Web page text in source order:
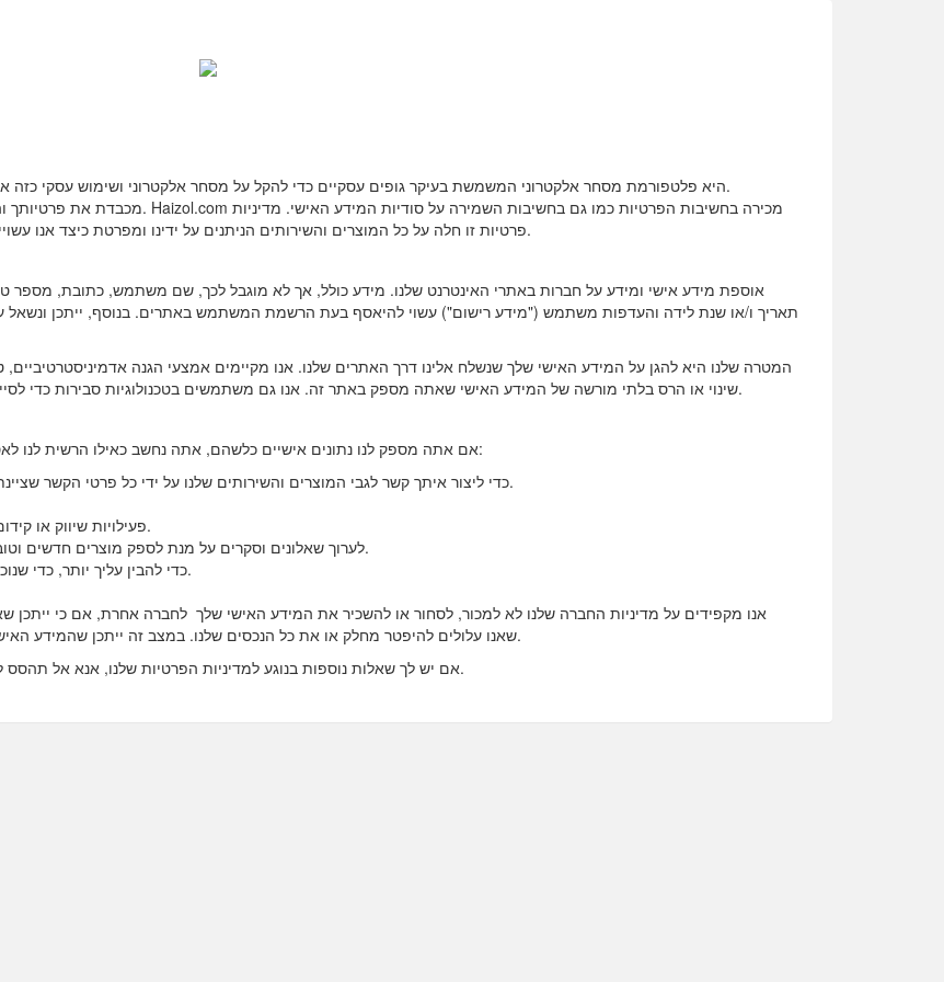
פרטיות זו חלה על כל המוצרים והשירותים הניתנים על ידינו ומפרטת כיצד אנו עשויים לאסוף, להשתמש ולחשוף מידע ביחס ל משתמשים באתר.
תאריך ו/או שנת לידה והעדפות משתמש ("מידע רישום") עשוי להיאסף בעת הרשמת המשתמש באתרים. בנוסף, ייתכן ונשאל
שינוי או הרס בלתי מורשה של המידע האישי שאתה מספק באתר זה. אנו גם משתמשים בטכנולוגיות סבירות כדי לסייע בשמירה על אבטחת המידע האישי שאתה מספק באתר זה.
אם אתה מספק לנו נתונים אישיים כלשהם, אתה נחשב כאילו הרשית לנו לאסוף, לשמור ולהשתמש בנתונים אישיים אלה למטרות הבאות:
1)כדי ליצור איתך קשר לגבי המוצרים והשירותים שלנו על ידי כל פרטי הקשר שציינת בפרופיל שלך כגון דואר רגיל, דואר אלקטרוני, טלפון ופקס.
3) פעילויות שיווק או קידום מכירות. מידע אישי עשוי להיאסף כדי לנהל תוכניות אלה.
4) לערוך שאלונים וסקרים על מנת לספק מוצרים חדשים וטובים יותר. השתתפותך בכל שאלונים או סקר היא וולונטרית.
5)כדי להבין עליך יותר, כדי שנוכל להתאים אישית ניוזלטרים ואתרי אינטרנט לפי העדפותיך.
אנו מקפידים על מדיניות החברה שלנו לא למכור, לסחור או להשכיר את המידע האישי שלך לחברה אחרת, אם כי ייתכן
שאנו עלולים להיפטר מחלק או את כל הנכסים שלנו. במצב זה ייתכן שהמידע האישי שלך יועבר לחברה החדשה, בכפוף להודעת פרטיות בתוקף.
אם יש לך שאלות נוספות בנוגע למדיניות הפרטיות שלנו, אנא אל תהסס לפנות אלינו בכל עת דרך דף יצירת הקשר של שירות הלקוחות.